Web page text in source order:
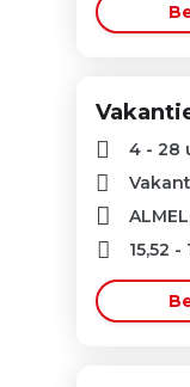
4 - 28
15,52 -